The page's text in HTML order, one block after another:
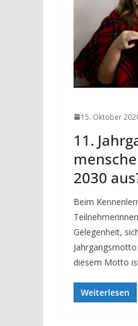
15. Oktober
11.
2030
Beim
Gelegenheit,
diesem Motto
Weiterlesen